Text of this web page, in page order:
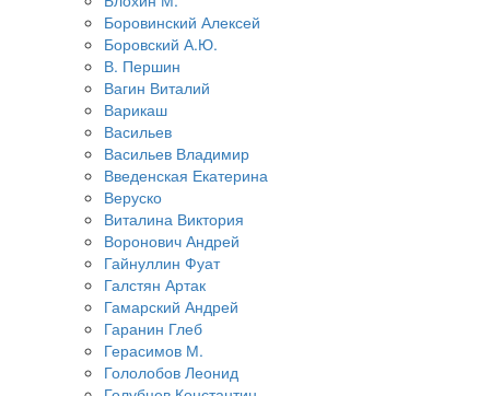
Боровинский Алексей
Боровский А.Ю.
В. Першин
Вагин Виталий
Варикаш
Васильев
Васильев Владимир
Введенская Екатерина
Веруско
Виталина Виктория
Воронович Андрей
Гайнуллин Фуат
Галстян Артак
Гамарский Андрей
Гаранин Глеб
Герасимов М.
Гололобов Леонид